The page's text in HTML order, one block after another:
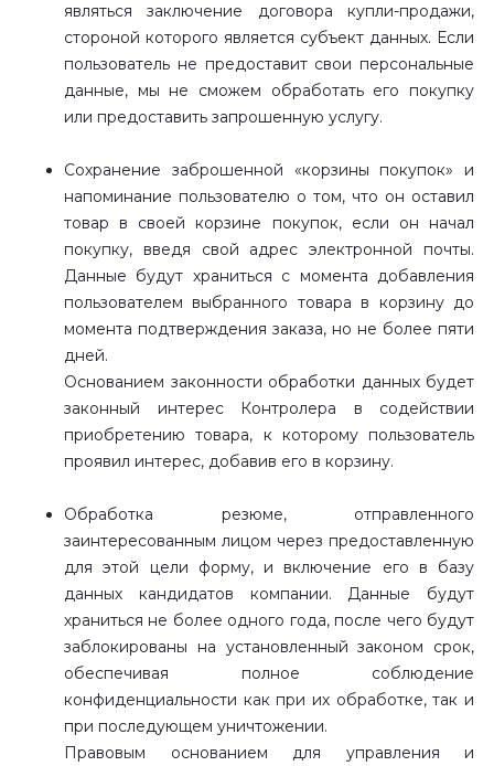
являться заключение договора купли-продажи,
стороной которого является субъект данных. Если
пользователь не предоставит свои персональные
данные, мы не сможем обработать его покупку
или предоставить запрошенную услугу.
Сохранение заброшенной «корзины покупок» и
напоминание пользователю о том, что он оставил
товар в своей корзине покупок, если он начал
покупку, введя свой адрес электронной почты.
Данные будут храниться с момента добавления
пользователем выбранного товара в корзину до
момента подтверждения заказа, но не более пяти
дней.
Основанием законности обработки данных будет
законный интерес Контролера в содействии
приобретению товара, к которому пользователь
проявил интерес, добавив его в корзину.
Обработка резюме, отправленного
заинтересованным лицом через предоставленную
для этой цели форму, и включение его в базу
данных кандидатов компании. Данные будут
храниться не более одного года, после чего будут
заблокированы на установленный законом срок,
обеспечивая полное соблюдение
конфиденциальности как при их обработке, так и
при последующем уничтожении.
Правовым основанием для управления и